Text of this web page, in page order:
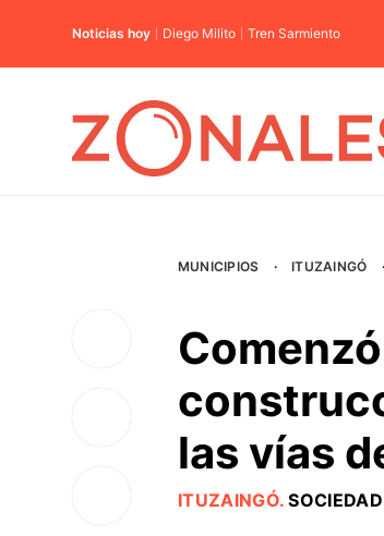
Noticias hoy Diego Milito Tren Sarmiento
MUNICIPIOS · ITUZAINGÓ ·
las vías
ITUZAINGÓ.SOCIEDAD